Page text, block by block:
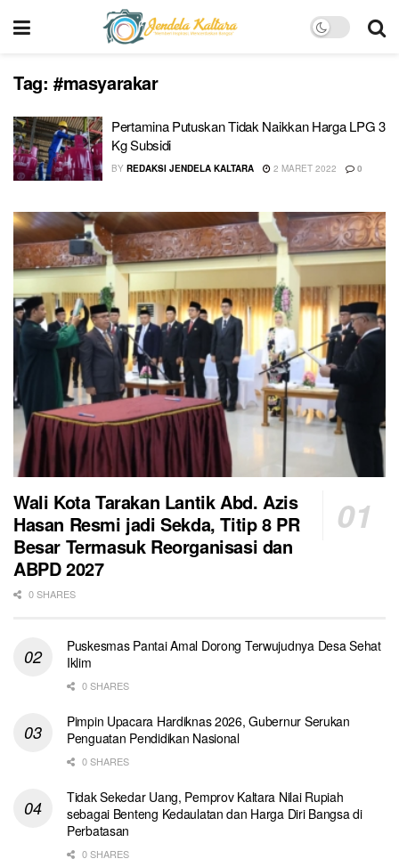
Tag: #masyarakar
Pertamina Putuskan Tidak Naikkan Harga LPG 3
Kg Subsidi
BY REDAKSI JENDELA KALTARA 2 MARET 2022 0
Wali Kota Tarakan Lantik Abd. Azis
Hasan Resmi jadi Sekda, Titip 8 PR
Besar Termasuk Reorganisasi dan
ABPD 2027
0 SHARES
Puskesmas Pantai Amal Dorong Terwujudnya Desa Sehat
Iklim
0 SHARES
Pimpin Upacara Hardiknas 2026, Gubernur Serukan
Penguatan Pendidikan Nasional
0 SHARES
Tidak Sekedar Uang, Pemprov Kaltara Nilai Rupiah
sebagai Benteng Kedaulatan dan Harga Diri Bangsa di
Perbatasan
0 SHARES